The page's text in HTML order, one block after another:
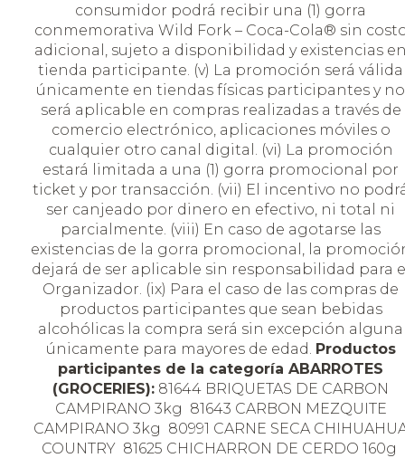
consumidor podrá recibir una (1) gorra
conmemorativa Wild Fork – Coca-Cola® sin
adicional, sujeto a disponibilidad y existencias
tienda participante. (v) La promoción será válida
únicamente en tiendas físicas participantes y no
será aplicable en compras realizadas a través de
comercio electrónico, aplicaciones móviles o
cualquier otro canal digital. (vi) La promoción
estará limitada a una (1) gorra promocional por
ticket y por transacción. (vii) El incentivo no
ser canjeado por dinero en efectivo, ni total ni
parcialmente. (viii) En caso de agotarse las
existencias de la gorra promocional, la
dejará de ser aplicable sin responsabilidad para
Organizador. (ix) Para el caso de las compras de
productos participantes que sean bebidas
alcohólicas la compra será sin excepción alguna
únicamente para mayores de edad. Productos
participantes de la categoría ABARROTES
(GROCERIES): 81644 BRIQUETAS DE CARBON
CAMPIRANO 3kg 81643 CARBON MEZQUITE
CAMPIRANO 3kg 80991 CARNE SECA
COUNTRY 81625 CHICHARRON DE CERDO 160g